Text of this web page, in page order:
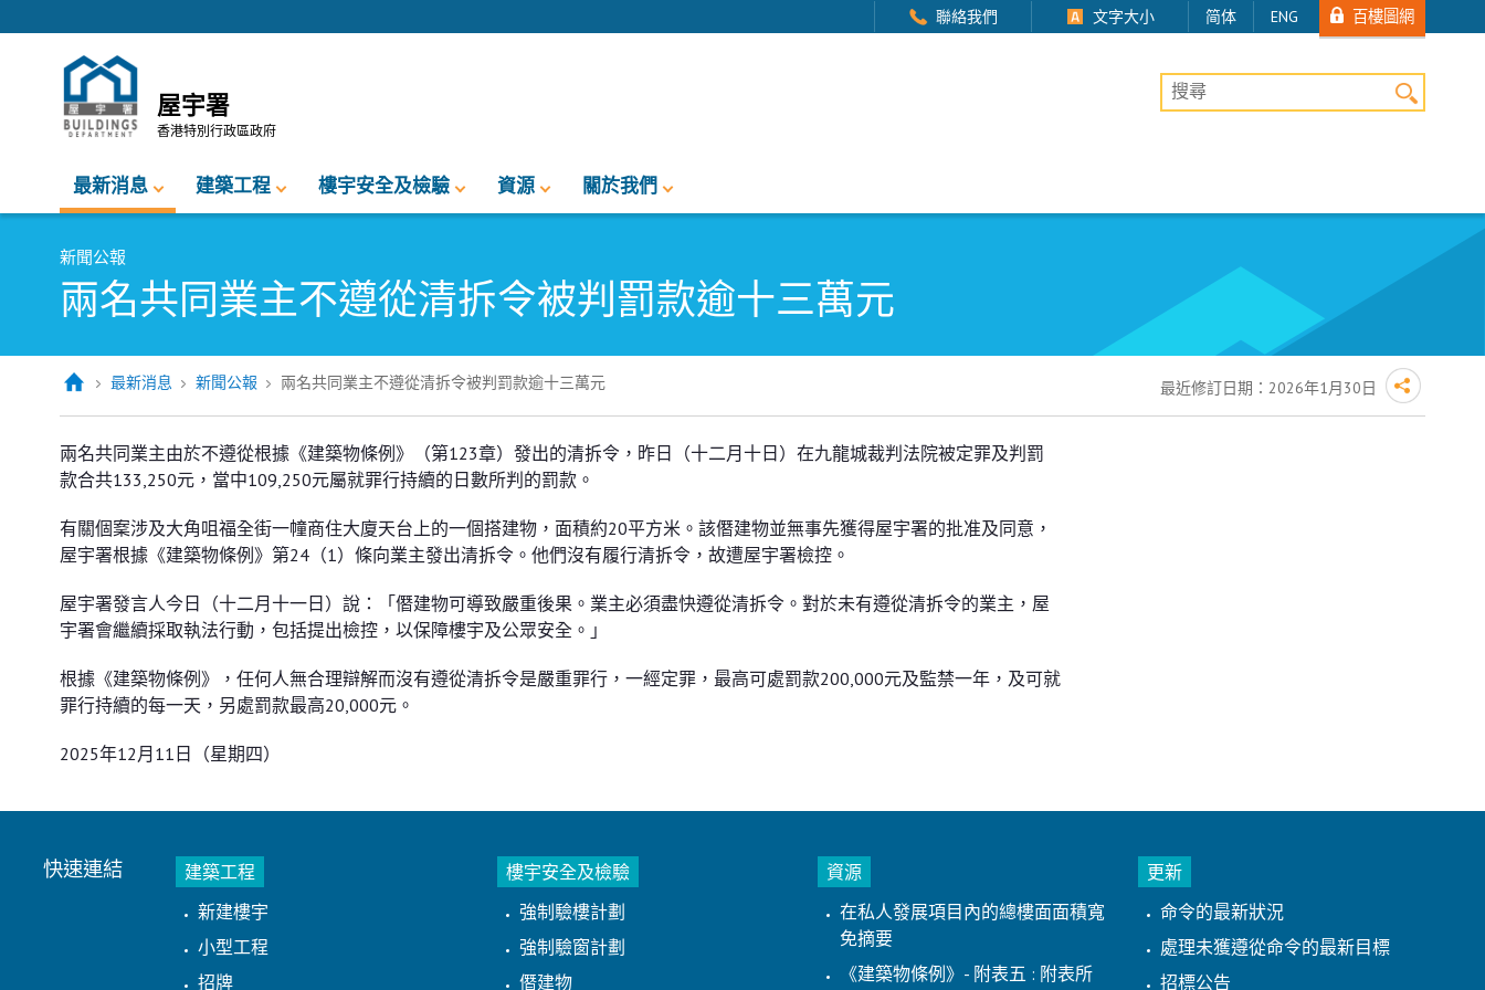
聯絡我們 文字大小 简体 ENG 百樓圖網
屋宇署
香港特別行政區政府
桌上版網站搜尋
最新消息 建築工程 樓宇安全及檢驗 資源 關於我們
新聞公報
兩名共同業主不遵從清拆令被判罰款逾十三萬元
最新消息 新聞公報 兩名共同業主不遵從清拆令被判罰款逾十三萬元 最近修訂日期：2026年1月30日
兩名共同業主不遵從清拆令被判罰款逾十三萬元
兩名共同業主由於不遵從根據《建築物條例》（第123章）發出的清拆令，昨日（十二月十日）在九龍城裁判法院被定罪及判罰
款合共133,250元，當中109,250元屬就罪行持續的日數所判的罰款。
有關個䅁涉及大角咀福全街一幢商住大廈天台上的一個搭建物，面積約20平方米。該僭建物並無事先獲得屋宇署的批准及同意，
屋宇署根據《建築物條例》第24（1）條向業主發出清拆令。他們沒有履行清拆令，故遭屋宇署檢控。
屋宇署發言人今日（十二月十一日）說：「僭建物可導致嚴重後果。業主必須盡快遵從清拆令。對於未有遵從清拆令的業主，屋
宇署會繼續採取執法行動，包括提出檢控，以保障樓宇及公眾安全。」
根據《建築物條例》，任何人無合理辯解而沒有遵從清拆令是嚴重罪行，一經定罪，最高可處罰款200,000元及監禁一年，及可就
罪行持續的每一天，另處罰款最高20,000元。
2025年12月11日（星期四）
快速連結
建築工程
新建樓宇
小型工程
招牌
樓宇安全及檢驗
強制驗樓計劃
強制驗窗計劃
僭建物
資源
在私人發展項目內的總樓面面積寬
免摘要
《建築物條例》- 附表五 : 附表所
更新
命令的最新狀況
處理未獲遵從命令的最新目標
招標公告